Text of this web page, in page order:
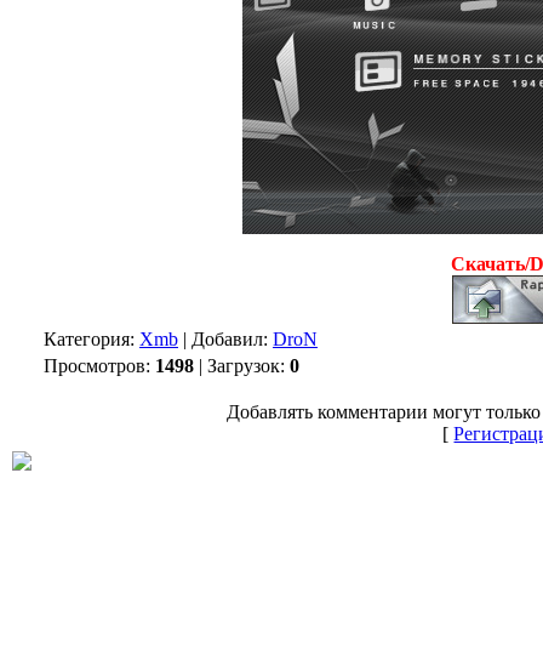
Скачать/
Категория: Xmb | Добавил: DroN
Просмотров: 1498 | Загрузок: 0
Добавлять комментарии могут
[